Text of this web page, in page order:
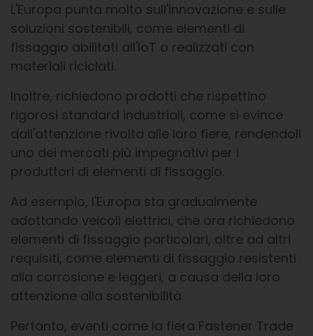
L'Europa punta molto sull'innovazione e sulle
soluzioni sostenibili, come elementi di
fissaggio abilitati all'IoT o realizzati con
materiali riciclati.
Inoltre, richiedono prodotti che rispettino
rigorosi standard industriali, come si evince
dall'attenzione rivolta alle loro fiere, rendendoli
uno dei mercati più impegnativi per i
produttori di elementi di fissaggio.
Ad esempio, l'Europa sta gradualmente
adottando veicoli elettrici, che ora richiedono
elementi di fissaggio particolari, oltre ad altri
requisiti, come elementi di fissaggio resistenti
alla corrosione e leggeri, a causa della loro
attenzione alla sostenibilità.
Pertanto, eventi come la fiera Fastener Trade